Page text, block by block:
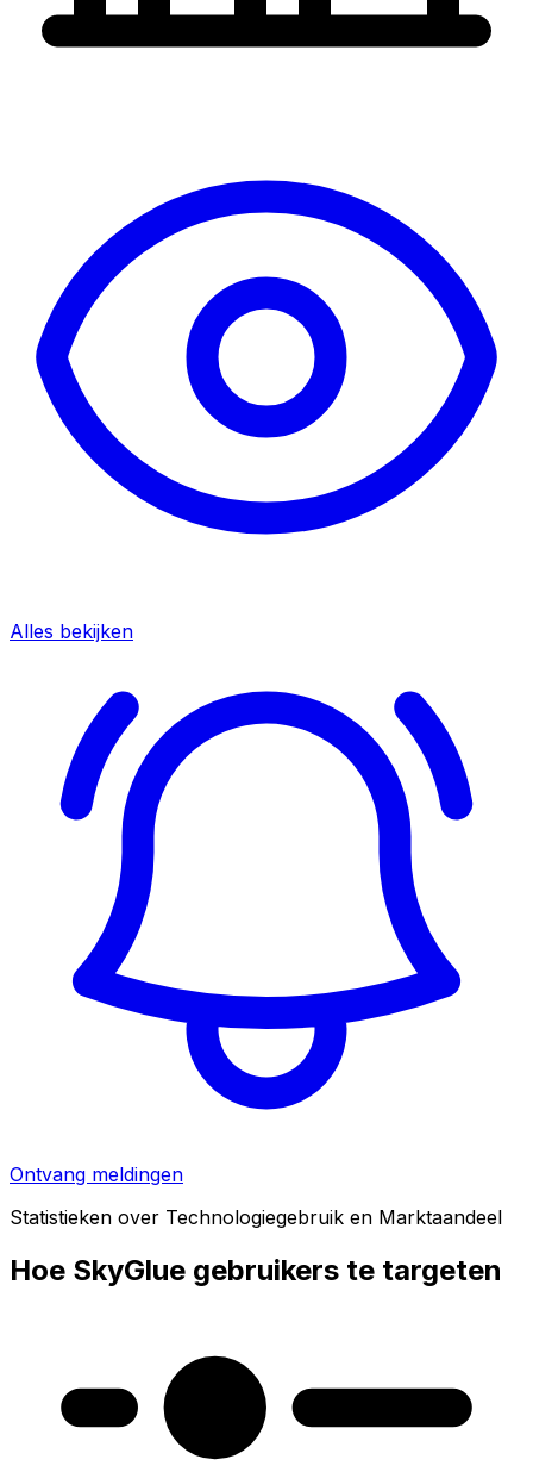
Alles bekijken
Ontvang meldingen
Statistieken over Technologiegebruik en Marktaandeel
Hoe SkyGlue gebruikers te targeten